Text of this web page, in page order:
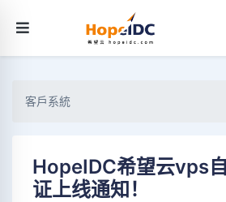
客戶系統
HopeIDC希望云vps
证上线通知！